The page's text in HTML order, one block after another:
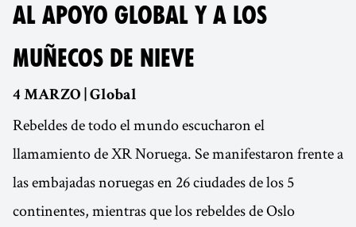
AL APOYO GLOBAL Y A LOS
MUÑECOS DE NIEVE
4 MARZO | Global
Rebeldes de todo el mundo escucharon el
llamamiento de XR Noruega. Se manifestaron frente a
las embajadas noruegas en 26 ciudades de los 5
continentes, mientras que los rebeldes de Oslo